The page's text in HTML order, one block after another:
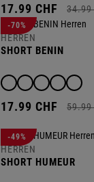
17.99 CHF 34.99
HERREN
SHORT BENIN
17.99 CHF 59.99
-70%
HERREN
SHORT HUMEUR
-49%